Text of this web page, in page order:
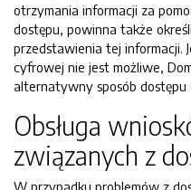
otrzymania informacji za
dostępu, powinna także
przedstawienia tej informacji.
cyfrowej nie jest możliwe,
alternatywny sposób dostępu
Obsługa
związanych z
W przypadku problemów z